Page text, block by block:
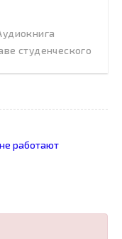
студенческого
работают